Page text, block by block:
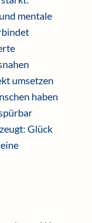
mentale
umsetzen
haben
Glück